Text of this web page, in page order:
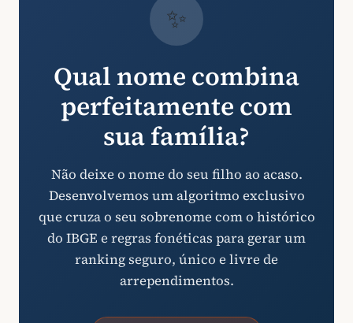
✨
Qual nome combina
perfeitamente com
sua família?
Não deixe o nome do seu filho ao acaso.
Desenvolvemos um algoritmo exclusivo
que cruza o seu sobrenome com o histórico
do IBGE e regras fonéticas para gerar um
ranking seguro, único e livre de
arrependimentos.